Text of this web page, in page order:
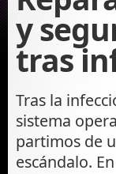
y
tras
Tras la
sistema
partimos de
escándalo.